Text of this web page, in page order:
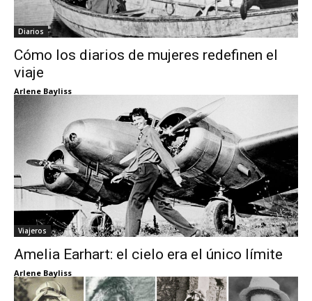
Diarios
Cómo los diarios de mujeres redefinen el
viaje
Arlene Bayliss
Viajeros
Amelia Earhart: el cielo era el único límite
Arlene Bayliss